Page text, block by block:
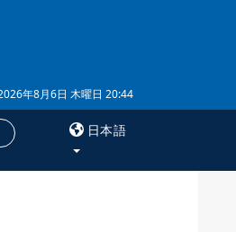
年8月6日 木曜日 20:44
日本語